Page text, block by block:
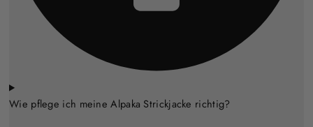
Wie pflege ich meine Alpaka Strickjacke richtig?